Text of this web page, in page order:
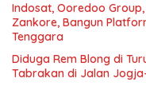
Indosat, Ooredoo
Zankore, Bangun
Tenggara
Diduga Rem Blong di
Tabrakan di Jalan